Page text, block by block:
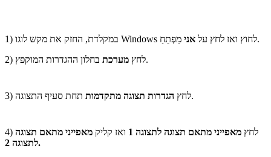
1) במקלדת, החזק את מקש לוגו Windows לחוץ ואז לחץ על אני
מַפְתֵחַ.
2) לחץ מערכת בחלון ההגדרות המוקפץ.
3) לחץ הגדרות תצוגה מתקדמות תחת סעיף התצוגה.
4) לחץ מאפייני מתאם תצוגה לתצוגה 1 ואז קליק מאפייני מתאם תצוגה
לתצוגה 2.